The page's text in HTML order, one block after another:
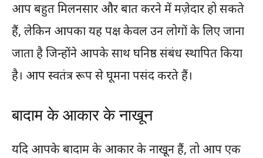
आप बहुत मिलनसार और बात करने में मज़ेदार हो सकते
हैं, लेकिन आपका यह पक्ष केवल उन लोगों के लिए जाना
जाता है जिन्होंने आपके साथ घनिष्ठ संबंध स्थापित किया
है। आप स्वतंत्र रूप से घूमना पसंद करते हैं।
बादाम के आकार के नाखून
यदि आपके बादाम के आकार के नाखून हैं, तो आप एक